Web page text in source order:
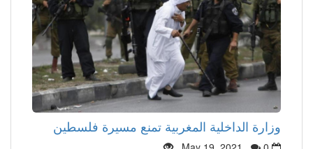
وزارة الداخلية المغربية تمنع مسيرة فلسطين